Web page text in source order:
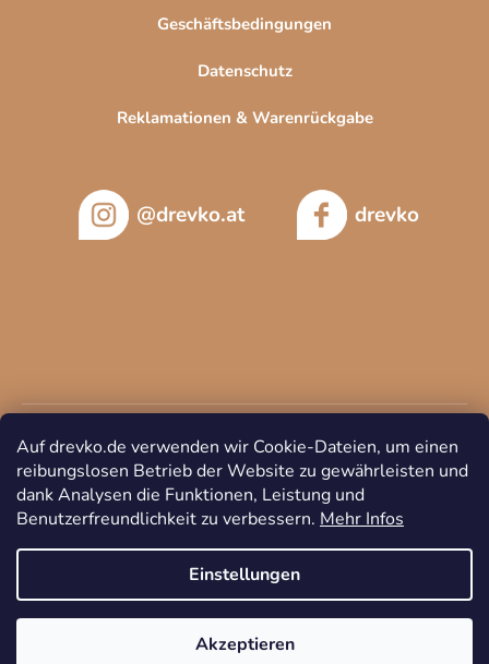
Auf drevko.de verwenden wir Cookie-Dateien, um einen
reibungslosen Betrieb der Website zu gewährleisten und
dank Analysen die Funktionen, Leistung und
Benutzerfreundlichkeit zu verbessern. Mehr Infos
Einstellungen
Akzeptieren
Geschäftsbedingungen
Datenschutz
Reklamationen & Warenrückgabe
@drevko.at drevko
Erstellt von Shoptet
Copyright 2026DREVKO. Alle Rechte vorbehalten.